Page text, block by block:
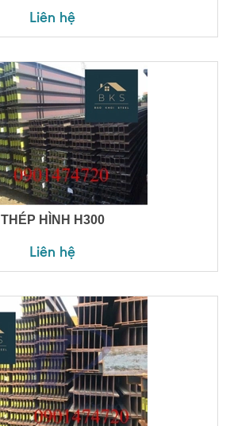
Liên hệ
THÉP HÌNH H300
Liên hệ